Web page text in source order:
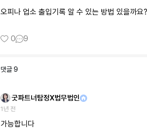
오피나 업소 출입기록 알 수 있는 방법 있을까요?
0 9
댓글9
굿파트너탐정X법무법인
1년 전
가능합니다